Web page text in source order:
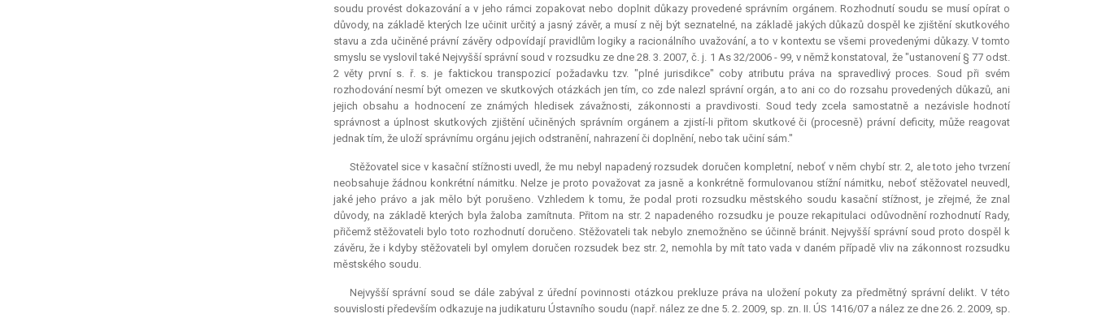
soudu provést dokazování a v jeho rámci zopakovat nebo doplnit důkazy provedené správním orgánem. Rozhodnutí soudu se musí opírat o
důvody, na základě kterých lze učinit určitý a jasný závěr, a musí z něj být seznatelné, na základě jakých důkazů dospěl ke zjištění skutkového
stavu a zda učiněné právní závěry odpovídají pravidlům logiky a racionálního uvažování, a to v kontextu se všemi provedenými důkazy. V tomto
smyslu se vyslovil také Nejvyšší správní soud v rozsudku ze dne 28. 3. 2007, č. j. 1 As 32/2006 - 99, v němž konstatoval, že "ustanovení § 77 odst.
2 věty první s. ř. s. je faktickou transpozicí požadavku tzv. "plné jurisdikce" coby atributu práva na spravedlivý proces. Soud při svém
rozhodování nesmí být omezen ve skutkových otázkách jen tím, co zde nalezl správní orgán, a to ani co do rozsahu provedených důkazů, ani
jejich obsahu a hodnocení ze známých hledisek závažnosti, zákonnosti a pravdivosti. Soud tedy zcela samostatně a nezávisle hodnotí
správnost a úplnost skutkových zjištění učiněných správním orgánem a zjistí-li přitom skutkové či (procesně) právní deficity, může reagovat
jednak tím, že uloží správnímu orgánu jejich odstranění, nahrazení či doplnění, nebo tak učiní sám."
Stěžovatel sice v kasační stížnosti uvedl, že mu nebyl napadený rozsudek doručen kompletní, neboť v něm chybí str. 2, ale toto jeho tvrzení
neobsahuje žádnou konkrétní námitku. Nelze je proto považovat za jasně a konkrétně formulovanou stížní námitku, neboť stěžovatel neuvedl,
jaké jeho právo a jak mělo být porušeno. Vzhledem k tomu, že podal proti rozsudku městského soudu kasační stížnost, je zřejmé, že znal
důvody, na základě kterých byla žaloba zamítnuta. Přitom na str. 2 napadeného rozsudku je pouze rekapitulaci odůvodnění rozhodnutí Rady,
přičemž stěžovateli bylo toto rozhodnutí doručeno. Stěžovateli tak nebylo znemožněno se účinně bránit. Nejvyšší správní soud proto dospěl k
závěru, že i kdyby stěžovateli byl omylem doručen rozsudek bez str. 2, nemohla by mít tato vada v daném případě vliv na zákonnost rozsudku
městského soudu.
Nejvyšší správní soud se dále zabýval z úřední povinnosti otázkou prekluzepráva na uložení pokuty za předmětný správní delikt. V této
souvislosti především odkazuje na judikaturu Ústavního soudu (např. nález ze dne 5. 2. 2009, sp. zn. II. ÚS 1416/07 a nález ze dne 26. 2. 2009, sp.